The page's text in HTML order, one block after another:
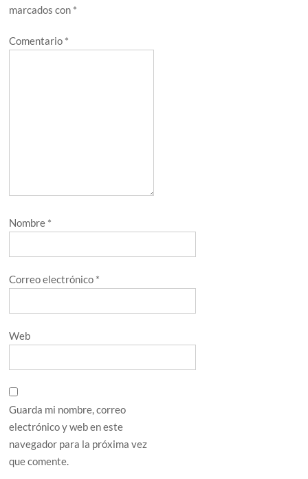
marcados con *
Comentario *
Nombre *
Correo electrónico *
Web
Guarda mi nombre, correo
electrónico y web en este
navegador para la próxima vez
que comente.